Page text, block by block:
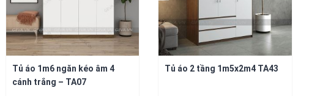
Tủ áo 1m6 ngăn kéo âm 4
cánh trắng – TA07
Tủ áo 2 tầng 1m5x2m4 TA43